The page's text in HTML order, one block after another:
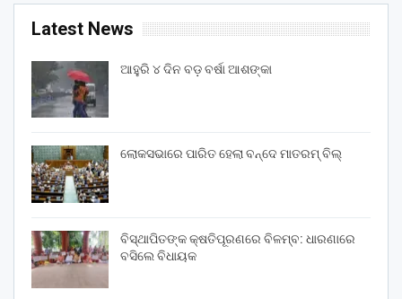
Latest News
ଆହୁରି ୪ ଦିନ ବଡ଼ ବର୍ଷା ଆଶଙ୍କା
ଲୋକସଭାରେ ପାରିତ ହେଲା ବନ୍ଦେ ମାତରମ୍‌ ବିଲ୍‌
ବିସ୍ଥାପିତଙ୍କ କ୍ଷତିପୂରଣରେ ବିଳମ୍ବ: ଧାରଣାରେ
ବସିଲେ ବିଧାୟକ